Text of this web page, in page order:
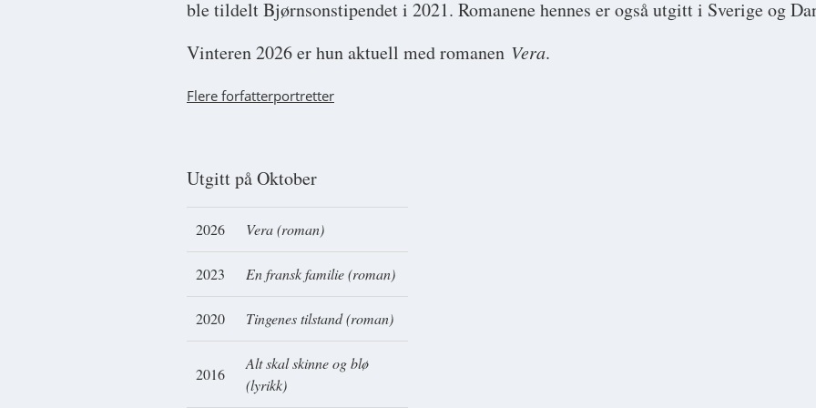
ble tildelt Bjørnsonstipendet i 2021. Romanene hennes er også utgitt i Sverige og
Vinteren 2026 er hun aktuell med romanen Vera.
Flere forfatterportretter
Utgitt på Oktober
2026 Vera (roman)
2023 En fransk familie (roman)
2020 Tingenes tilstand (roman)
2016
Alt skal skinne og blø
(lyrikk)